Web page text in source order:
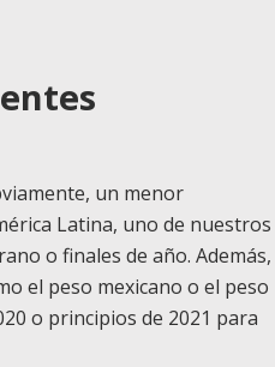
un menor
Latina, uno de nuestros
o finales de año. Además,
el peso mexicano o el peso
o principios de 2021 para